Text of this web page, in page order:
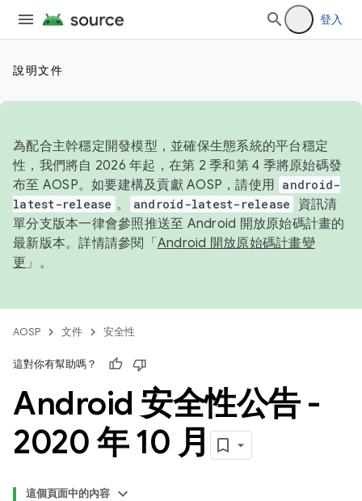
登入
說明文件
為配合主幹穩定開發模型，並確保生態系統的平台穩定
性，我們將自 2026 年起，在第 2 季和第 4 季將原始碼發
布至 AOSP。如要建構及貢獻 AOSP，請使用 android-
latest-release 。 android-latest-release
資訊清
單分支版本一律會參照推送至 Android 開放原始碼計畫的
最新版本。詳情請參閱「 Android 開放原始碼計畫變
更 」。
AOSP 文件 安全性
這對你有幫助嗎？
Android 安全性公告 -
2020 年 10 月
這個頁面中的內容